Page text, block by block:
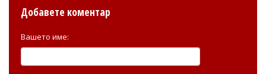
Добавете коментар
Вашето име: